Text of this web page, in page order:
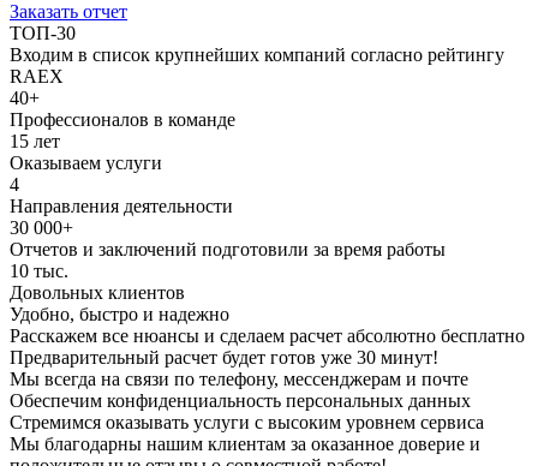
Заказать отчет
ТОП-30
Входим в список крупнейших компаний согласно рейтингу
RAEX
40+
Профессионалов в команде
15 лет
Оказываем услуги
4
Направления деятельности
30 000+
Отчетов и заключений подготовили за время работы
10 тыс.
Довольных клиентов
Удобно, быстро и надежно
Расскажем все нюансы и сделаем расчет абсолютно бесплатно
Предварительный расчет будет готов уже 30 минут!
Мы всегда на связи по телефону, мессенджерам и почте
Обеспечим конфиденциальность персональных данных
Стремимся оказывать услуги с высоким уровнем сервиса
Мы благодарны нашим клиентам за оказанное доверие и